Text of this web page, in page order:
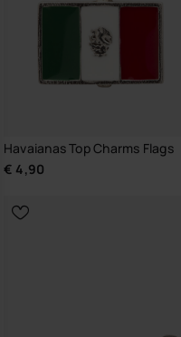
Havaianas Top Charms Flags
€ 4,90